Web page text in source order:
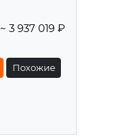
~ 3 937 019 ₽
Похожие